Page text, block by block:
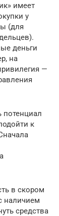
имеет
у
(для
деньги
на
—
потенциал
к
в скором
наличием
средства